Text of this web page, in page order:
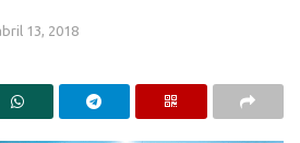
13, 2018